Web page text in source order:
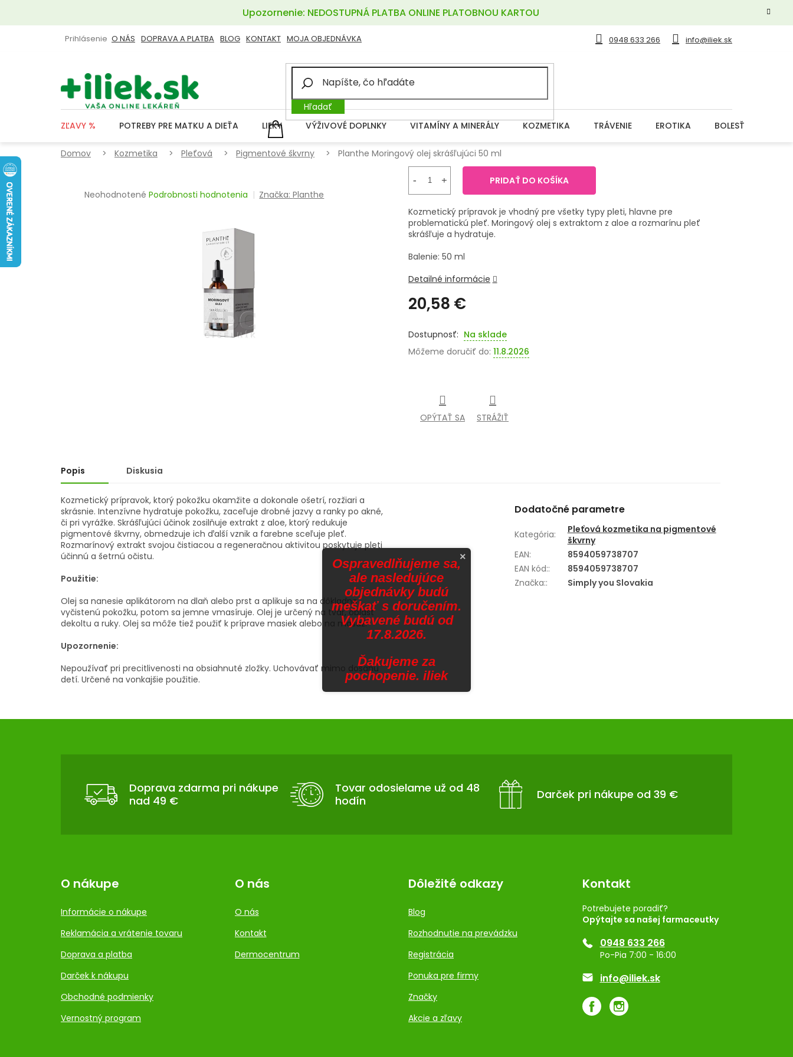
obsah
Upozornenie: NEDOSTUPNÁ PLATBA ONLINE PLATOBNOU KARTOU
0948 633 266 info@iliek.sk
O NÁS DOPRAVA A PLATBA BLOG KONTAKT MOJA OBJEDNÁVKA
Prihlásenie
Hľadať
NÁKUPNÝ
KOŠÍK
ZĽAVY % POTREBY PRE MATKU A DIEŤA LIEKY VÝŽIVOVÉ DOPLNKY VITAMÍNY A MINERÁLY KOZMETIKA TRÁVENIE EROTIKA BOLESŤ
Domov Kozmetika Pleťová Pigmentové škvrny Planthe Moringový olej skrášľujúci 50 ml
Priemerné
Neohodnotené Podrobnosti hodnotenia Značka:Planthe
20,58 €
cena:
Na sklade
Môžeme doručiť do: 11.8.2026
PRIDAŤ DO KOŠÍKA
Kozmetický prípravok je vhodný pre všetky typy pleti, hlavne pre
problematickú pleť. Moringový olej s extraktom z aloe a rozmarínu pleť
skrášľuje a hydratuje.
Balenie: 50 ml
Detailné informácie
OPÝTAŤ SA STRÁŽIŤ
Popis Diskusia
Kozmetický prípravok, ktorý pokožku okamžite a dokonale ošetrí, rozžiari a
skrásnie. Intenzívne hydratuje pokožku, zaceľuje drobné jazvy a ranky po akné,
či pri vyrážke. Skrášľujúci účinok zosilňuje extrakt z aloe, ktorý redukuje
pigmentové škvrny, obmedzuje ich ďalší vznik a farebne sceľuje pleť.
Rozmarínový extrakt svojou čistiacou a regeneračnou aktivitou poskytuje pleti
účinnú a šetrnú očistu.
Použitie:
Olej sa nanesie aplikátorom na dlaň alebo prst a aplikuje sa na dôkladne
vyčistenú pokožku, potom sa jemne vmasíruje. Olej je určený na tvár, oblasť
dekoltu a ruky. Olej sa môže tiež použiť k príprave masiek alebo na masáž.
Upozornenie:
Nepoužívať pri precitlivenosti na obsiahnuté zložky. Uchovávať mimo dosahu
detí. Určené na vonkajšie použitie.
Dodatočné parametre
Kategória:
Pleťová kozmetika na pigmentové
škvrny
EAN:
8594059738707
EAN kód::
8594059738707
Značka:: Simply you Slovakia
Z
Doprava zdarma pri nákupe
nad 49 €
Tovar odosielame už od 48
hodín
Darček pri nákupe od 39 €
O nákupe
Informácie o nákupe
Reklamácia a vrátenie tovaru
Doprava a platba
Darček k nákupu
Obchodné podmienky
Vernostný program
O nás
O nás
Kontakt
Dermocentrum
Dôležité odkazy
Blog
Rozhodnutie na prevádzku
Registrácia
Ponuka pre firmy
Značky
Akcie a zľavy
Kontakt
Potrebujete poradiť?
Opýtajte sa našej farmaceutky
0948 633 266
Po-Pia 7:00 - 16:00
info@iliek.sk
×
Ospravedlňujeme sa,
ale nasledujúce
objednávky budú
meškať s doručením.
Vybavené budú od
17.8.2026.
Ďakujeme za
pochopenie. iliek